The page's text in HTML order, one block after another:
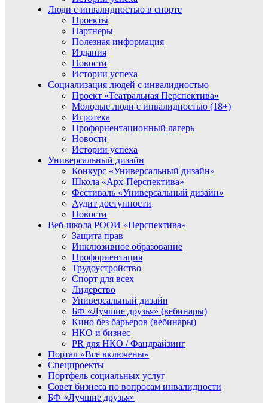
Люди с инвалидностью в спорте
Проекты
Партнеры
Полезная информация
Издания
Новости
Истории успеха
Социализация людей с инвалидностью
Проект «Театральная Перспектива»
Молодые люди с инвалидностью (18+)
Игротека
Профориентационный лагерь
Новости
Истории успеха
Универсальный дизайн
Конкурс «Универсальный дизайн»
Школа «Арх-Перспектива»
Фестиваль «Универсальный дизайн»
Аудит доступности
Новости
Веб-школа РООИ «Перспектива»
Защита прав
Инклюзивное образование
Профориентация
Трудоустройство
Спорт для всех
Лидерство
Универсальный дизайн
БФ «Лучшие друзья» (вебинары)
Кино без барьеров (вебинары)
НКО и бизнес
PR для НКО / Фандрайзинг
Портал «Все включены»
Спецпроекты
Портфель социальных услуг
Совет бизнеса по вопросам инвалидности
БФ «Лучшие друзья»